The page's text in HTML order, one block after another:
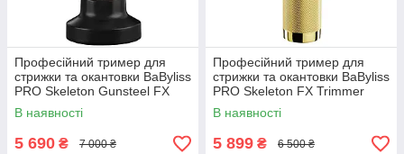
Професійний тример для
стрижки та окантовки BaByliss
PRO Skeleton Gunsteel FX
Trimmer (FX7870GSE)
В наявності
5 690 ₴ 7 000 ₴
Професійний тример для
стрижки та окантовки BaByliss
PRO Skeleton FX Trimmer
(FX7870GE)
В наявності
5 899 ₴ 6 500 ₴